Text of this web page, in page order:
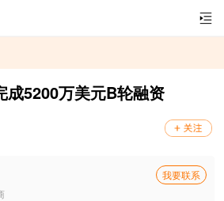
成5200万美元B轮融资
我要联系